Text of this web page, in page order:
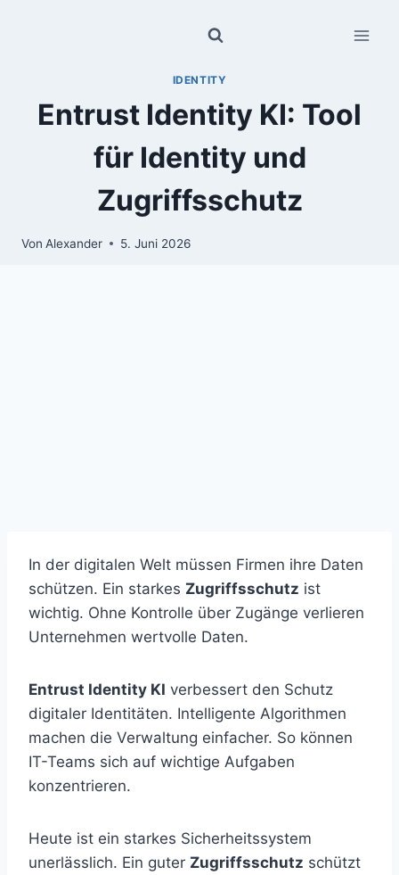
IDENTITY
Entrust Identity KI: Tool
für Identity und
Zugriffsschutz
Von Alexander 5. Juni 2026
In der digitalen Welt müssen Firmen ihre Daten
schützen. Ein starkes Zugriffsschutz ist
wichtig. Ohne Kontrolle über Zugänge verlieren
Unternehmen wertvolle Daten.
Entrust Identity KI verbessert den Schutz
digitaler Identitäten. Intelligente Algorithmen
machen die Verwaltung einfacher. So können
IT-Teams sich auf wichtige Aufgaben
konzentrieren.
Heute ist ein starkes Sicherheitssystem
unerlässlich. Ein guter Zugriffsschutz schützt